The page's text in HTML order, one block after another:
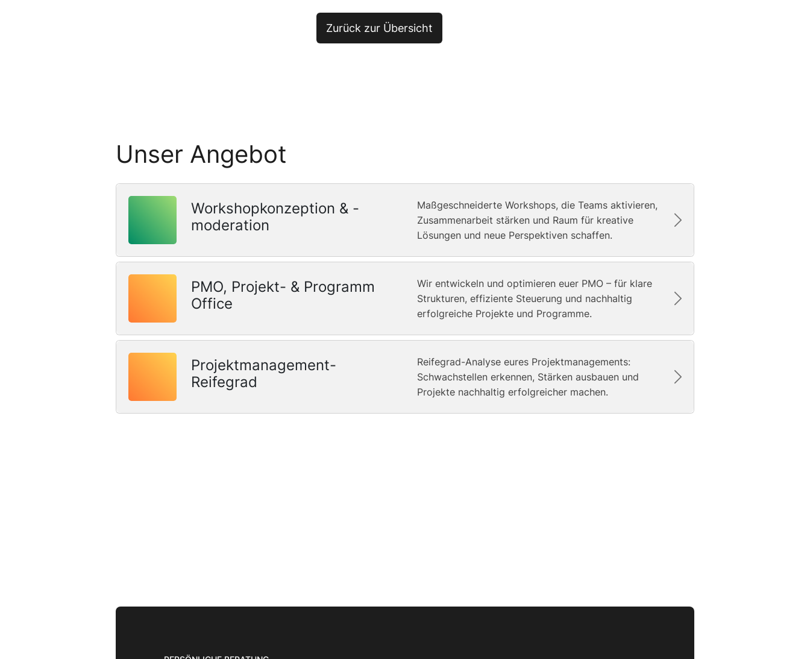
Zurück zur Übersicht
Unser Angebot
Workshopkonzeption & -
moderation
Maßgeschneiderte Workshops, die Teams aktivieren,
Zusammenarbeit stärken und Raum für kreative
Lösungen und neue Perspektiven schaffen.
PMO, Projekt- & Programm
Office
Wir entwickeln und optimieren euer PMO – für klare
Strukturen, effiziente Steuerung und nachhaltig
erfolgreiche Projekte und Programme.
Projektmanagement-
Reifegrad
Reifegrad-Analyse eures Projektmanagements:
Schwachstellen erkennen, Stärken ausbauen und
Projekte nachhaltig erfolgreicher machen.